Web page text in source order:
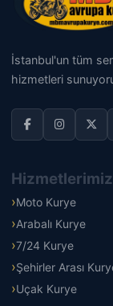
İstanbul'un tüm
hizmetleri
Hizmetlerimiz
Moto Kurye
Arabalı Kurye
7/24 Kurye
Şehirler Arası
Uçak Kurye